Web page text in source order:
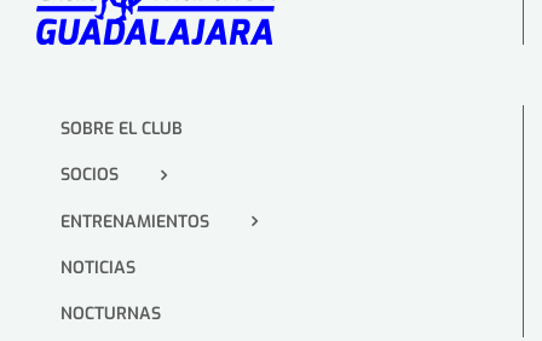
SOBRE EL CLUB
SOCIOS
ENTRENAMIENTOS
NOTICIAS
NOCTURNAS